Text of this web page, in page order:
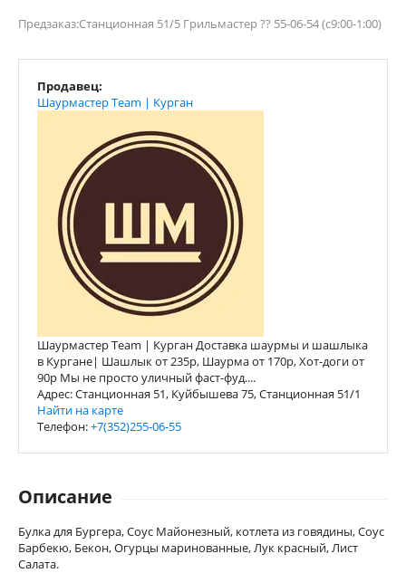
Предзаказ:Станционная 51/5 Грильмастер ?? 55-06-54 (с9:00-1:00)
Продавец:
Шаурмастер Team | Курган
Шаурмастер Team | Курган Доставка шаурмы и шашлыка
в Кургане| Шашлык от 235р, Шаурма от 170р, Хот-доги от
90р Мы не просто уличный фаст-фуд....
Адрес: Станционная 51, Куйбышева 75, Станционная 51/1
Найти на карте
Телефон:+7(352)255-06-55
Описание
Булка для Бургера, Соус Майонезный, котлета из говядины, Соус
Барбекю, Бекон, Огурцы маринованные, Лук красный, Лист
Салата.